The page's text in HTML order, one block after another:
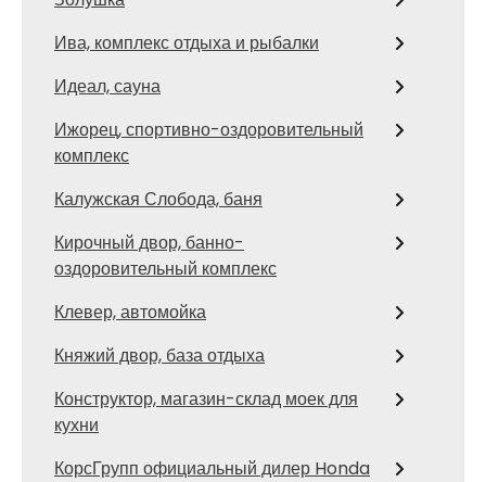
Ива, комплекс отдыха и рыбалки
Идеал, сауна
Ижорец, спортивно-оздоровительный
комплекс
Калужская Слобода, баня
Кирочный двор, банно-
оздоровительный комплекс
Клевер, автомойка
Княжий двор, база отдыха
Конструктор, магазин-склад моек для
кухни
КорсГрупп официальный дилер Honda